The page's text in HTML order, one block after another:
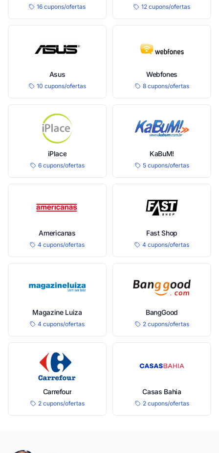
16 cupons/ofertas 12 cupons/ofertas
Asus
10 cupons/ofertas
Webfones
8 cupons/ofertas
iPlace
6 cupons/ofertas
KaBuM!
5 cupons/ofertas
Americanas
4 cupons/ofertas
Fast Shop
4 cupons/ofertas
Magazine Luiza
4 cupons/ofertas
BangGood
2 cupons/ofertas
Carrefour
2 cupons/ofertas
Casas Bahia
2 cupons/ofertas